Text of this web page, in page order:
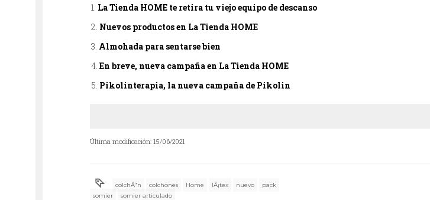
La Tienda HOME te retira tu viejo equipo de descanso
Nuevos productos en La Tienda HOME
Almohada para sentarse bien
En breve, nueva campaña en La Tienda HOME
Pikolinterapia, la nueva campaña de Pikolin
Última modificación: 15/06/2021
colchÃ³n colchones Home lÃ¡tex nuevo
pack
somier
somier articulado